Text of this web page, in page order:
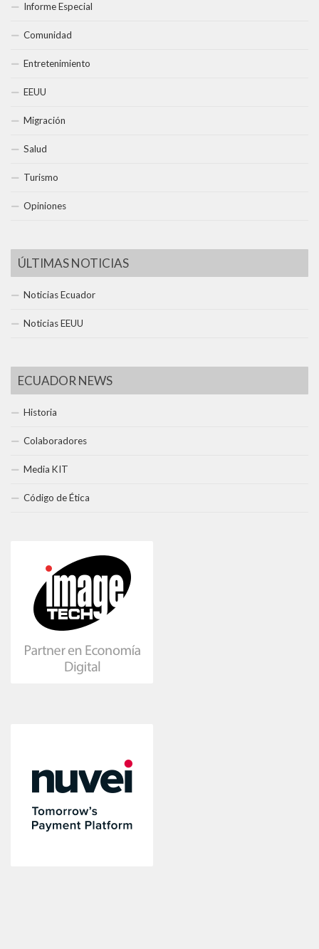
Informe Especial
Comunidad
Entretenimiento
EEUU
Migración
Salud
Turismo
Opiniones
ÚLTIMAS NOTICIAS
Noticias Ecuador
Noticias EEUU
ECUADOR NEWS
Historia
Colaboradores
Media KIT
Código de Ética